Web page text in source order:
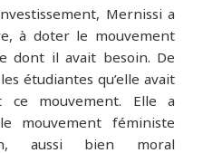
Mernissi a
à doter le mouvement
dont il avait besoin. De
étudiantes qu’elle avait
ce mouvement. Elle a
mouvement féministe
aussi bien moral